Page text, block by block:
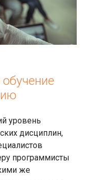
уровень
дисциплин,
программисты
же